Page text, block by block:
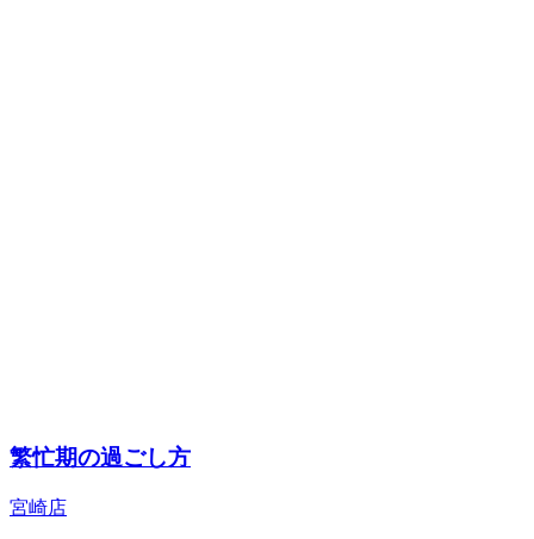
繁忙期の過ごし方
宮崎店